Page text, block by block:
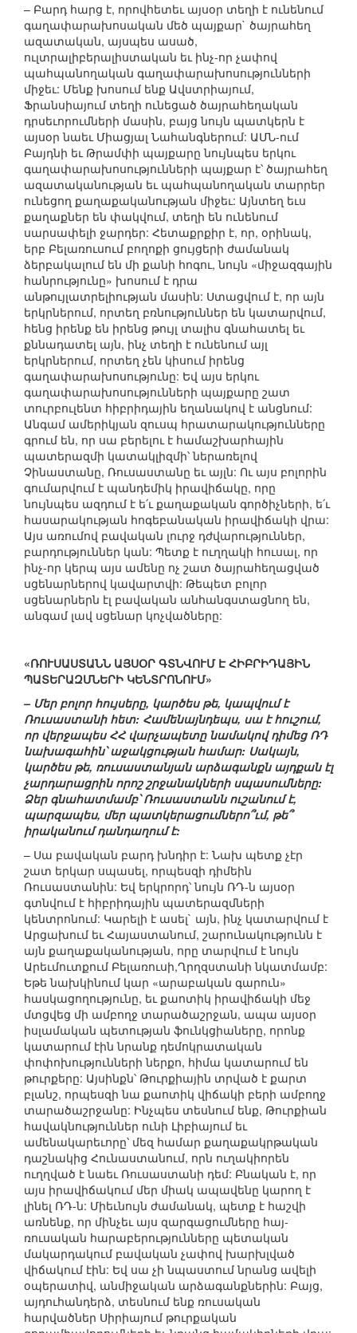
– Բարդ հարց է, որովհետեւ այսօր տեղի է ունենում
գաղափարախոսական մեծ պայքար` ծայրահեղ
ազատական, այսպես ասած,
ուլտրալիբերալիստական եւ ինչ-որ չափով
պահպանողական գաղափարախոսությունների
միջեւ: Մենք խոսում ենք Ավստրիայում,
Ֆրանսիայում տեղի ունեցած ծայրահեղական
դրսեւորումների մասին, բայց նույն պատկերն է
այսօր նաեւ Միացյալ Նահանգներում: ԱՄՆ-ում
Բայդնի եւ Թրամփի պայքարը նույնպես երկու
գաղափարախոսությունների պայքար է՝ ծայրահեղ
ազատականության եւ պահպանողական տարրեր
ունեցող քաղաքականության միջեւ: Այնտեղ եւս
քաղաքներ են փակվում, տեղի են ունենում
սարսափելի ջարդեր: Հետաքրքիր է, որ, օրինակ,
երբ Բելառուսում բողոքի ցույցերի ժամանակ
ձերբակալում են մի քանի հոգու, նույն «միջազգային
հանրությունը» խոսում է դրա
անթույլատրելիության մասին: Ստացվում է, որ այն
երկրներում, որտեղ բռնություններ են կատարվում,
հենց իրենք են իրենց թույլ տալիս գնահատել եւ
քննադատել այն, ինչ տեղի է ունենում այլ
երկրներում, որտեղ չեն կիսում իրենց
գաղափարախոսությունը: Եվ այս երկու
գաղափարախոսությունների պայքարը շատ
տուրբուլենտ հիբրիդային եղանակով է անցնում:
Անգամ ամերիկյան զուսպ հրատարակությունները
գրում են, որ սա բերելու է համաշխարհային
պատերազմի կատակլիզմի՝ ներառելով
Չինաստանը, Ռուսաստանը եւ այլն: Ու այս բոլորին
գումարվում է պանդեմիկ իրավիճակը, որը
նույնպես ազդում է ե՛ւ քաղաքական գործիչների, ե՛ւ
հասարակության հոգեբանական իրավիճակի վրա:
Այս առումով բավական լուրջ դժվարություններ,
բարդություններ կան: Պետք է ուղղակի հուսալ, որ
ինչ-որ կերպ այս ամենը ոչ շատ ծայրահեղացված
սցենարներով կավարտվի: Թեպետ բոլոր
սցենարներն էլ բավական անհանգստացնող են,
անգամ լավ սցենար կոչվածները:
«ՌՈՒՍԱՍՏԱՆՆ ԱՅՍՕՐ ԳՏՆՎՈՒՄ Է ՀԻԲՐԻԴԱՅԻՆ
ՊԱՏԵՐԱԶՄՆԵՐԻ ԿԵՆՏՐՈՆՈՒՄ»
– Մեր բոլոր հույսերը, կարծես թե, կապվում է
Ռուսաստանի հետ: Համենայնդեպս, սա է հուշում,
որ վերջապես ՀՀ վարչապետը նամակով դիմեց ՌԴ
նախագահին՝ աջակցության համար: Սակայն,
կարծես թե, ռուսաստանյան արձագանքն այդքան էլ
չարդարացրին որոշ շրջանակների սպասումները:
Ձեր գնահատմամբ՝ Ռուսաստանն ուշանում է,
պարզապես, մեր պատկերացումներո՞ւմ, թե՞
իրականում դանդաղում է:
– Սա բավական բարդ խնդիր է: Նախ պետք չէր
շատ երկար սպասել, որպեսզի դիմեին
Ռուսաստանին: Եվ երկրորդ՝ նույն ՌԴ-ն այսօր
գտնվում է հիբրիդային պատերազմների
կենտրոնում: Կարելի է ասել` այն, ինչ կատարվում է
Արցախում եւ Հայաստանում, շարունակությունն է
այն քաղաքականության, որը տարվում է նույն
Արեւմուտքում Բելառուսի,Ղրղզստանի նկատմամբ:
Եթե նախկինում կար «արաբական գարուն»
հասկացողությունը, եւ քաոտիկ իրավիճակի մեջ
մտցվեց մի ամբողջ տարածաշրջան, ապա այսօր
իսլամական պետության ֆունկցիաները, որոնք
կատարում էին նրանք դեմոկրատական
փոփոխությունների ներքո, հիմա կատարում են
թուրքերը: Այսինքն՝ Թուրքիային տրված է քարտ
բլանշ, որպեսզի նա քաոտիկ վիճակի բերի ամբողջ
տարածաշրջանը: Ինչպես տեսնում ենք, Թուրքիան
հավակնություններ ունի Լիբիայում եւ
ամենակարեւորը՝ մեզ համար քաղաքակրթական
դաշնակից Հունաստանում, որն ուղակիորեն
ուղղված է նաեւ Ռուսաստանի դեմ: Բնական է, որ
այս իրավիճակում մեր միակ ապավենը կարող է
լինել ՌԴ-ն: Միեւնույն ժամանակ, պետք է հաշվի
առնենք, որ մինչեւ այս զարգացումները հայ-
ռուսական հարաբերությունները պետական
մակարդակում բավական չափով խարխլված
վիճակում էին: Եվ սա չի նպաստում նրանց ավելի
օպերատիվ, անմիջական արձագանքներին: Բայց,
այդուհանդերձ, տեսնում ենք ռուսական
հարվածներ Սիրիայում թուրքական